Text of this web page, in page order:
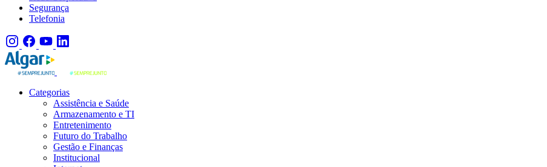
Segurança
Telefonia
Categorias
Assistência e Saúde
Armazenamento e TI
Entretenimento
Futuro do Trabalho
Gestão e Finanças
Institucional